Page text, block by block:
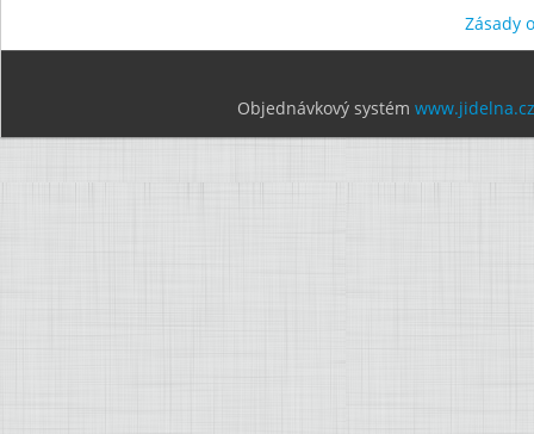
Zásady
Objednávkový systém www.jidelna.cz